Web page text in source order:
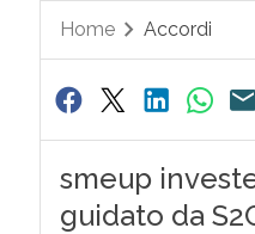
Home Accordi
smeup
guidato da